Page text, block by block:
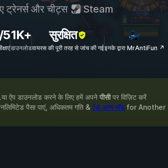
ट्रेनर्स और चीट्स Steam
51K+
डाउनलोड
सुरक्षित
वायरस की पूरी तरह से जांच की गईइनके द्वारा MrAntiFun ↗
ऐप डाउनलोड करने के लिए हमें अपने पीसीपर विज़िट करें
पैसा पाएं, अधिकतम गति & 14 अन्य मॉडfor Another